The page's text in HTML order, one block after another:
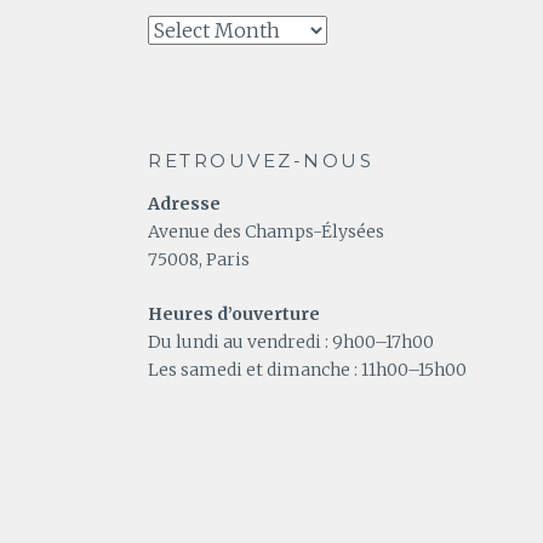
A
RETROUVEZ-NOUS
Adresse
Avenue des Champs-Élysées
75008, Paris
Heures d’ouverture
Du lundi au vendredi : 9h00–17h00
Les samedi et dimanche : 11h00–15h00